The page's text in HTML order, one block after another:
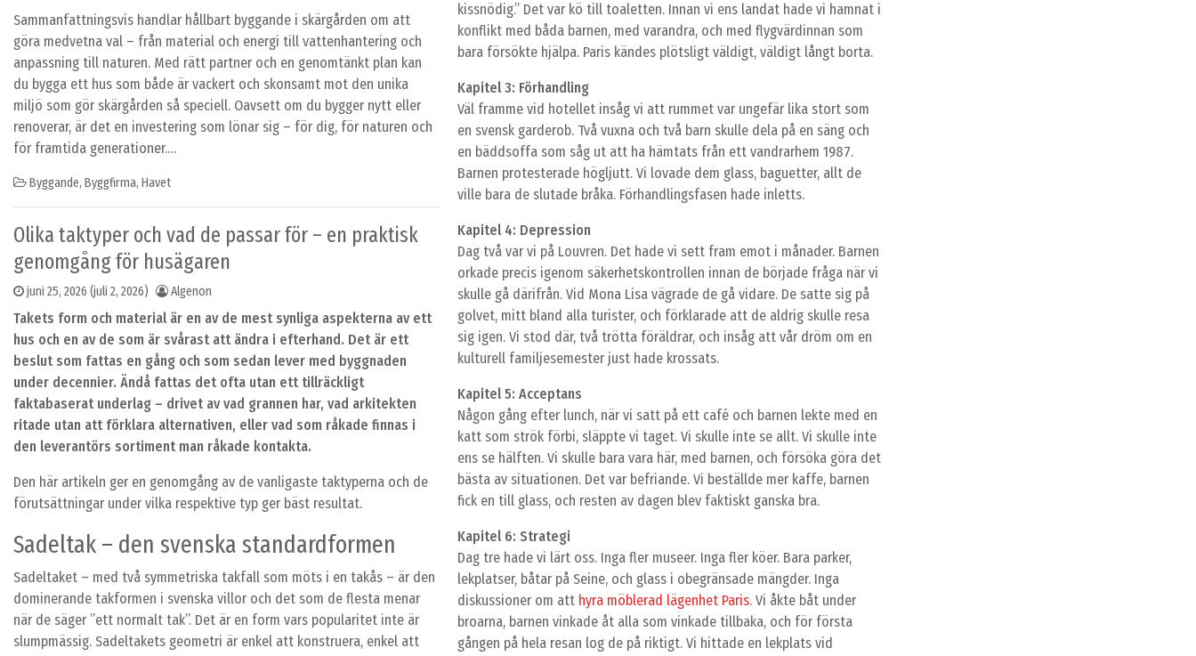
Sammanfattningsvis handlar hållbart byggande i skärgården om att
göra medvetna val – från material och energi till vattenhantering och
anpassning till naturen. Med rätt partner och en genomtänkt plan kan
du bygga ett hus som både är vackert och skonsamt mot den unika
miljö som gör skärgården så speciell. Oavsett om du bygger nytt eller
renoverar, är det en investering som lönar sig – för dig, för naturen och
för framtida generationer.…
Byggande, Byggfirma, Havet
Olika taktyper och vad de passar för – en praktisk
genomgång för husägaren
juni 25, 2026 (juli 2, 2026) Algenon
Takets form och material är en av de mest synliga aspekterna av ett
hus och en av de som är svårast att ändra i efterhand. Det är ett
beslut som fattas en gång och som sedan lever med byggnaden
under decennier. Ändå fattas det ofta utan ett tillräckligt
faktabaserat underlag – drivet av vad grannen har, vad arkitekten
ritade utan att förklara alternativen, eller vad som råkade finnas i
den leverantörs sortiment man råkade kontakta.
Den här artikeln ger en genomgång av de vanligaste taktyperna och de
förutsättningar under vilka respektive typ ger bäst resultat.
Sadeltak – den svenska standardformen
Sadeltaket – med två symmetriska takfall som möts i en takås – är den
dominerande takformen i svenska villor och det som de flesta menar
när de säger ”ett normalt tak”. Det är en form vars popularitet inte är
slumpmässig. Sadeltakets geometri är enkel att konstruera, enkel att
kissnödig.” Det var kö till toaletten. Innan vi ens landat hade vi hamnat i
konflikt med båda barnen, med varandra, och med flygvärdinnan som
bara försökte hjälpa. Paris kändes plötsligt väldigt, väldigt långt borta.
Kapitel 3: Förhandling
Väl framme vid hotellet insåg vi att rummet var ungefär lika stort som
en svensk garderob. Två vuxna och två barn skulle dela på en säng och
en bäddsoffa som såg ut att ha hämtats från ett vandrarhem 1987.
Barnen protesterade högljutt. Vi lovade dem glass, baguetter, allt de
ville bara de slutade bråka. Förhandlingsfasen hade inletts.
Kapitel 4: Depression
Dag två var vi på Louvren. Det hade vi sett fram emot i månader. Barnen
orkade precis igenom säkerhetskontrollen innan de började fråga när vi
skulle gå därifrån. Vid Mona Lisa vägrade de gå vidare. De satte sig på
golvet, mitt bland alla turister, och förklarade att de aldrig skulle resa
sig igen. Vi stod där, två trötta föräldrar, och insåg att vår dröm om en
kulturell familjesemester just hade krossats.
Kapitel 5: Acceptans
Någon gång efter lunch, när vi satt på ett café och barnen lekte med en
katt som strök förbi, släppte vi taget. Vi skulle inte se allt. Vi skulle inte
ens se hälften. Vi skulle bara vara här, med barnen, och försöka göra det
bästa av situationen. Det var befriande. Vi beställde mer kaffe, barnen
fick en till glass, och resten av dagen blev faktiskt ganska bra.
Kapitel 6: Strategi
Dag tre hade vi lärt oss. Inga fler museer. Inga fler köer. Bara parker,
lekplatser, båtar på Seine, och glass i obegränsade mängder. Inga
diskussioner om att hyra möblerad lägenhet Paris. Vi åkte båt under
broarna, barnen vinkade åt alla som vinkade tillbaka, och för första
gången på hela resan log de på riktigt. Vi hittade en lekplats vid